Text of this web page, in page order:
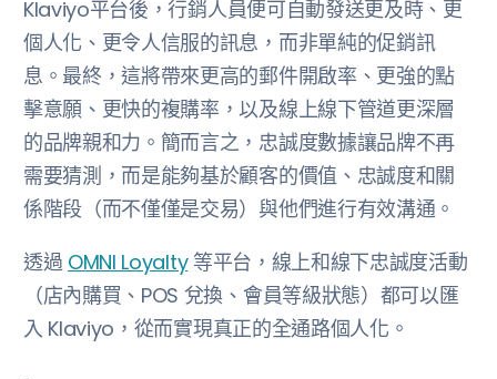
Klaviyo平台後，行銷人員便可自動發送更及時、更
個人化、更令人信服的訊息，而非單純的促銷訊
息。最終，這將帶來更高的郵件開啟率、更強的點
擊意願、更快的複購率，以及線上線下管道更深層
的品牌親和力。簡而言之，忠誠度數據讓品牌不再
需要猜測，而是能夠基於顧客的價值、忠誠度和關
係階段（而不僅僅是交易）與他們進行有效溝通。
透過 OMNI Loyalty等平台，線上和線下忠誠度活動
（店內購買、POS 兌換、會員等級狀態）都可以匯
入 Klaviyo，從而實現真正的全通路個人化。